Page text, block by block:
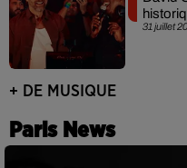
31 juillet
+ DE MUSIQUE
Paris News